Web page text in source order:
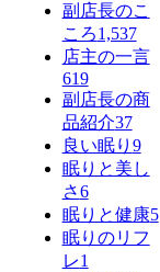
副店長のこ
ころ1,537
店主の一言
619
副店長の商
品紹介37
良い眠り 9
眠りと美し
さ6
眠りと健康5
眠りのリフ
レ1